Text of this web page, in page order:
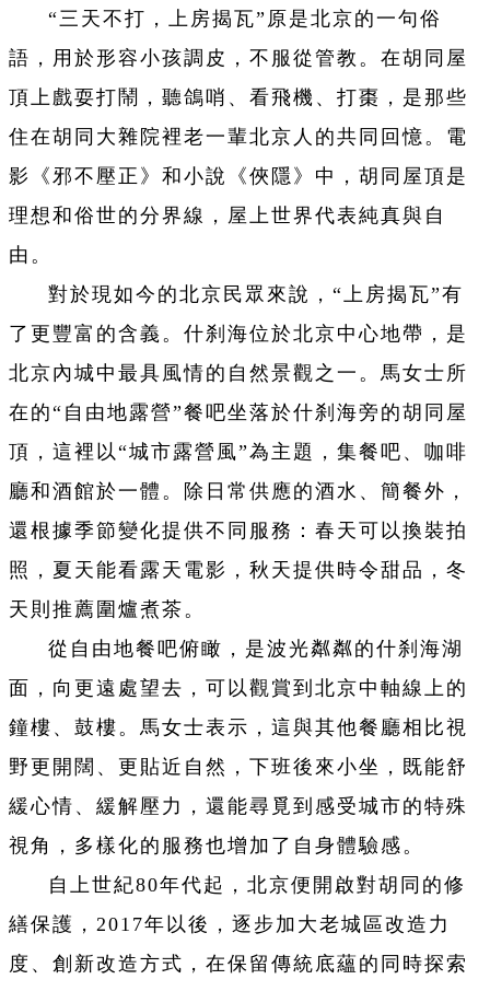
“三天不打，上房揭瓦”原是北京的一句俗
語，用於形容小孩調皮，不服從管教。在胡同屋
頂上戲耍打鬧，聽鴿哨、看飛機、打棗，是那些
住在胡同大雜院裡老一輩北京人的共同回憶。電
影《邪不壓正》和小說《俠隱》中，胡同屋頂是
理想和俗世的分界線，屋上世界代表純真與自
由。
對於現如今的北京民眾來說，“上房揭瓦”有
了更豐富的含義。什刹海位於北京中心地帶，是
北京內城中最具風情的自然景觀之一。馬女士所
在的“自由地露營”餐吧坐落於什刹海旁的胡同屋
頂，這裡以“城市露營風”為主題，集餐吧、咖啡
廳和酒館於一體。除日常供應的酒水、簡餐外，
還根據季節變化提供不同服務：春天可以換裝拍
照，夏天能看露天電影，秋天提供時令甜品，冬
天則推薦圍爐煮茶。
從自由地餐吧俯瞰，是波光粼粼的什刹海湖
面，向更遠處望去，可以觀賞到北京中軸線上的
鐘樓、鼓樓。馬女士表示，這與其他餐廳相比視
野更開闊、更貼近自然，下班後來小坐，既能舒
緩心情、緩解壓力，還能尋覓到感受城市的特殊
視角，多樣化的服務也增加了自身體驗感。
自上世紀80年代起，北京便開啟對胡同的修
繕保護，2017年以後，逐步加大老城區改造力
度、創新改造方式，在保留傳統底蘊的同時探索